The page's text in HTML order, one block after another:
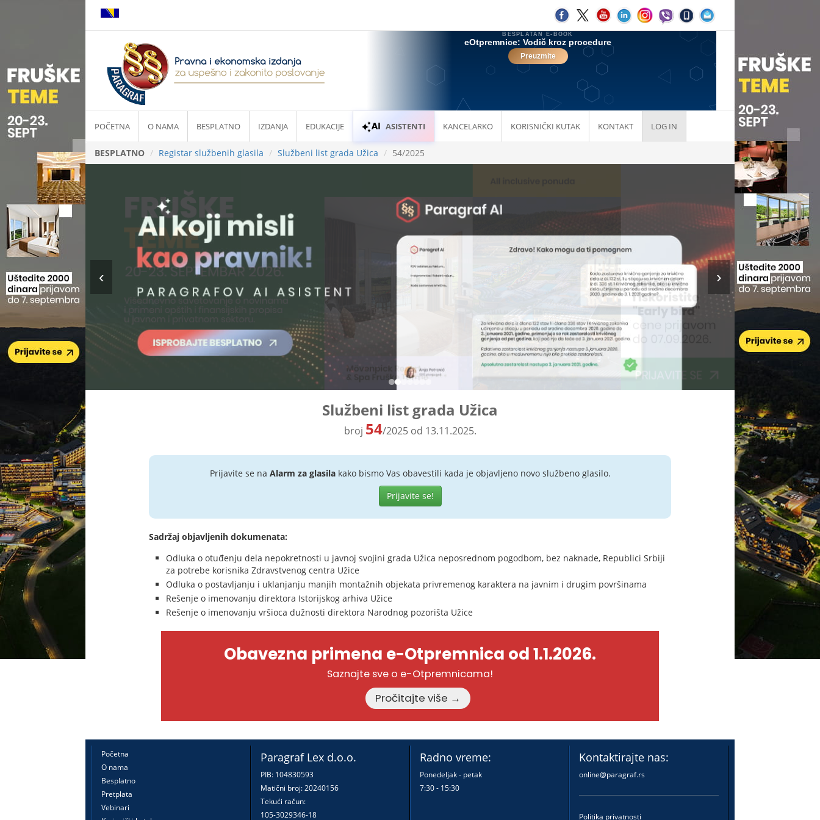
POČETNA O NAMA BESPLATNO IZDANJA EDUKACIJE ASISTENTI KANCELARKO KORISNIČKI KUTAK KONTAKT LOG IN
BESPLATNO Registar službenih glasila Službeni list grada Užica 54/2025
Službeni list grada Užica
broj 54/2025 od 13.11.2025.
Prijavite se na Alarm za glasilakako bismo Vas obavestili kada je objavljeno novo službeno glasilo.
Prijavite se!
Sadržaj objavljenih dokumenata:
Odluka o otuđenju dela nepokretnosti u javnoj svojini grada Užica neposrednom pogodbom, bez naknade, Republici Srbiji
za potrebe korisnika Zdravstvenog centra Užice
Odluka o postavljanju i uklanjanju manjih montažnih objekata privremenog karaktera na javnim i drugim površinama
Rešenje o imenovanju direktora Istorijskog arhiva Užice
Rešenje o imenovanju vršioca dužnosti direktora Narodnog pozorišta Užice
Obavezna primena e-Otpremnica od 1.1.2026.
Saznajte sve o e-Otpremnicama!
Pročitajte više →
Početna
O nama
Besplatno
Pretplata
Vebinari
Paragraf Lex d.o.o.
PIB: 104830593
Matični broj: 20240156
Tekući račun:
105-3029346-18
Radno vreme:
Ponedeljak - petak
7:30 - 15:30
Kontaktirajte nas:
online@paragraf.rs
Politika privatnosti